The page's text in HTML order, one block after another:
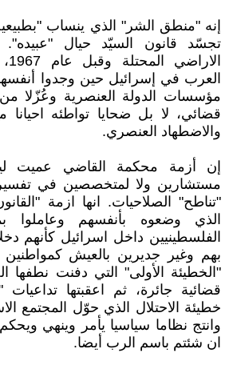
إنه "منطق الشر" الذي ينساب
تجسّد قانون السيّد حيال
العرب في إسرائيل حين وجدوا
مؤسسات الدولة العنصرية وعُزّلا
قضائي، لا بل ضحايا تواطئه
والاضطهاد العنصري.
إن أزمة محكمة القاضي عميت
مستشارين ولا لمتخصصين في تفسير
"تناطح" الصلاحيات. انها ازمة
الذي وضعوه بأنفسهم وعاملوا
الفلسطينيين داخل اسرائيل كأنهم
بهم وغير جديرين بالعيش كمواطنين
"الخطيئة الأولى" التي دفنت نطفها
قضائية جائرة، ثم اعقبتها تداعيات
خطيئة الاحتلال الذي حوّل المجتمع
وانتج نظاما سياسيا يأمر وينهي
ان شئتم باسم الرب أيضا.